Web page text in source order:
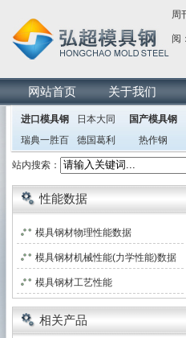
周
阅：
网站首页 关于我们
进口模具钢
日本大同
瑞典一胜百
德国葛利
兹
国产模具钢
热作钢
站内搜索：
性能数据
模具钢材物理性能数据
模具钢材机械性能(力学性能)数据
模具钢材工艺性能
相关产品